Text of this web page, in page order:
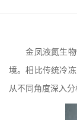
金凤液氮生物罐
境。相比传统冷
从不同角度深入